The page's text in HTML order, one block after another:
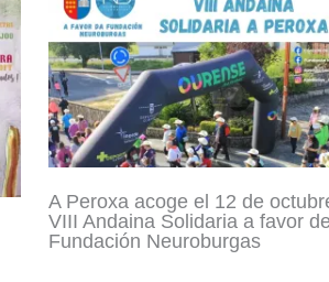
A Peroxa acoge el 12 de
VIII Andaina Solidaria a favor
Fundación Neuroburgas